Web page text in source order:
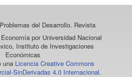
Problemas del Desarrollo. Revista
por Universidad Nacional
Instituto de Investigaciones
Económicas
una Licencia Creative Commons
SinDerivadas 4.0 Internacional.